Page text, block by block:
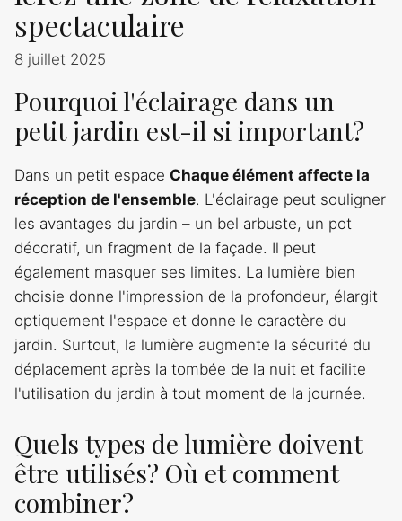
spectaculaire
8 juillet 2025
Pourquoi l'éclairage dans un
petit jardin est-il si important?
Dans un petit espace Chaque élément affecte la
réception de l'ensemble. L'éclairage peut souligner
les avantages du jardin – un bel arbuste, un pot
décoratif, un fragment de la façade. Il peut
également masquer ses limites. La lumière bien
choisie donne l'impression de la profondeur, élargit
optiquement l'espace et donne le caractère du
jardin. Surtout, la lumière augmente la sécurité du
déplacement après la tombée de la nuit et facilite
l'utilisation du jardin à tout moment de la journée.
Quels types de lumière doivent
être utilisés? Où et comment
combiner?